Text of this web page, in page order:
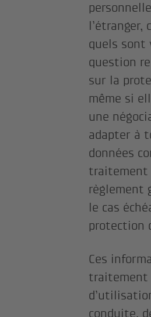
l’étranger,
quels sont
question
sur la
même si
une
adapter à
données
traitement
règlement
le cas
protection
Ces
traitement
conduite,